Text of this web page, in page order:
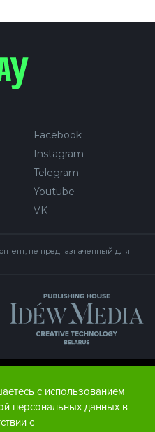
Facebook
Instagram
Telegram
Youtube
VK
не предназначенный для
с использованием
персональных данных в
с